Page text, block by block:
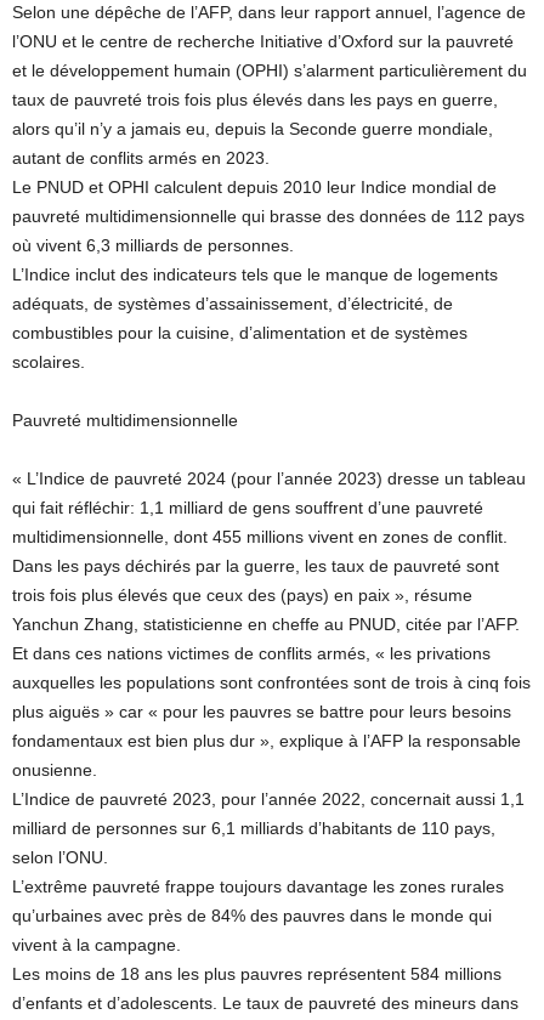
Selon une dépêche de l’AFP, dans leur rapport annuel, l’agence de
l’ONU et le centre de recherche Initiative d’Oxford sur la pauvreté
et le développement humain (OPHI) s’alarment particulièrement du
taux de pauvreté trois fois plus élevés dans les pays en guerre,
alors qu’il n’y a jamais eu, depuis la Seconde guerre mondiale,
autant de conflits armés en 2023.
Le PNUD et OPHI calculent depuis 2010 leur Indice mondial de
pauvreté multidimensionnelle qui brasse des données de 112 pays
où vivent 6,3 milliards de personnes.
L’Indice inclut des indicateurs tels que le manque de logements
adéquats, de systèmes d’assainissement, d’électricité, de
combustibles pour la cuisine, d’alimentation et de systèmes
scolaires.
Pauvreté multidimensionnelle
« L’Indice de pauvreté 2024 (pour l’année 2023) dresse un tableau
qui fait réfléchir: 1,1 milliard de gens souffrent d’une pauvreté
multidimensionnelle, dont 455 millions vivent en zones de conflit.
Dans les pays déchirés par la guerre, les taux de pauvreté sont
trois fois plus élevés que ceux des (pays) en paix », résume
Yanchun Zhang, statisticienne en cheffe au PNUD, citée par l’AFP.
Et dans ces nations victimes de conflits armés, « les privations
auxquelles les populations sont confrontées sont de trois à cinq fois
plus aiguës » car « pour les pauvres se battre pour leurs besoins
fondamentaux est bien plus dur », explique à l’AFP la responsable
onusienne.
L’Indice de pauvreté 2023, pour l’année 2022, concernait aussi 1,1
milliard de personnes sur 6,1 milliards d’habitants de 110 pays,
selon l’ONU.
L’extrême pauvreté frappe toujours davantage les zones rurales
qu’urbaines avec près de 84% des pauvres dans le monde qui
vivent à la campagne.
Les moins de 18 ans les plus pauvres représentent 584 millions
d’enfants et d’adolescents. Le taux de pauvreté des mineurs dans